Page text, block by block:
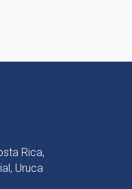
Rica,
Uruca